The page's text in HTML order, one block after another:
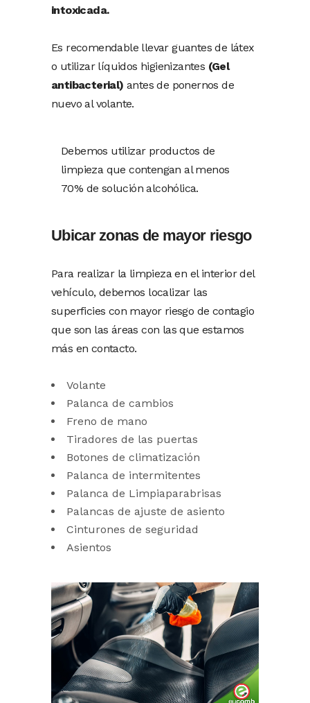
intoxicada.
Es recomendable llevar guantes de látex
o utilizar líquidos higienizantes (Gel
antibacterial) antes de ponernos de
nuevo al volante.
Debemos utilizar productos de
limpieza que contengan al menos
70% de solución alcohólica.
Ubicar zonas de mayor riesgo
Para realizar la limpieza en el interior del
vehículo, debemos localizar las
superficies con mayor riesgo de contagio
que son las áreas con las que estamos
más en contacto.
Volante
Palanca de cambios
Freno de mano
Tiradores de las puertas
Botones de climatización
Palanca de intermitentes
Palanca de Limpiaparabrisas
Palancas de ajuste de asiento
Cinturones de seguridad
Asientos